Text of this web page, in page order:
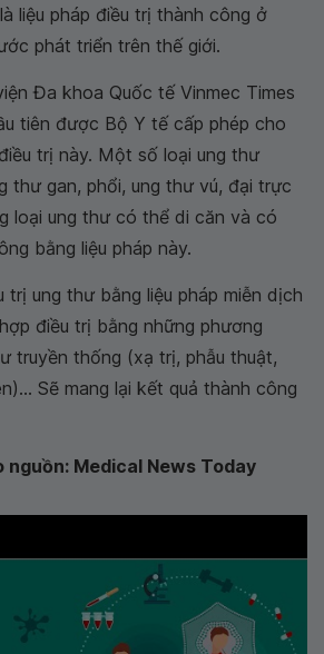
liệu pháp điều trị thành công ở
phát triển trên thế giới.
Đa khoa Quốc tế Vinmec Times
tiên được Bộ Y tế cấp phép cho
trị này. Một số loại ung thư
thư gan, phổi, ung thư vú, đại trực
loại ung thư có thể di căn và có
bằng liệu pháp này.
trị ung thư bằng liệu pháp miễn dịch
điều trị bằng những phương
truyền thống (xạ trị, phẫu thuật,
Sẽ mang lại kết quả thành công
nguồn: Medical News Today